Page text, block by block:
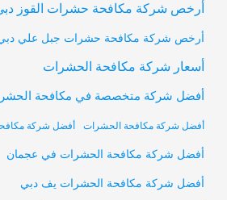
أرخص شركة مكافحة حشرات القوز
أرخص شركة مكافحة حشرات جبل علي
أسعار شركة مكافحة الحشرات
أفضل شركة متخصصة في مكافحة
أفضل شركة مكافحة الحشرات أفضل شركة
أفضل شركة مكافحة الحشرات في عجمان
أفضل شركة مكافحة الحشرات يف دبي